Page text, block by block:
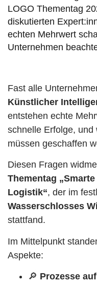
LOGO Thementag
diskutierten
echten Mehrwert
Unternehmen
Fast alle
Künstlicher
entstehen echte
schnelle Erfolge, und
müssen geschaffen
Diesen Fragen
Thementag
Logistik“, der im
Wasserschlosses
stattfand.
Im Mittelpunkt
Aspekte:
🔎 Prozesse